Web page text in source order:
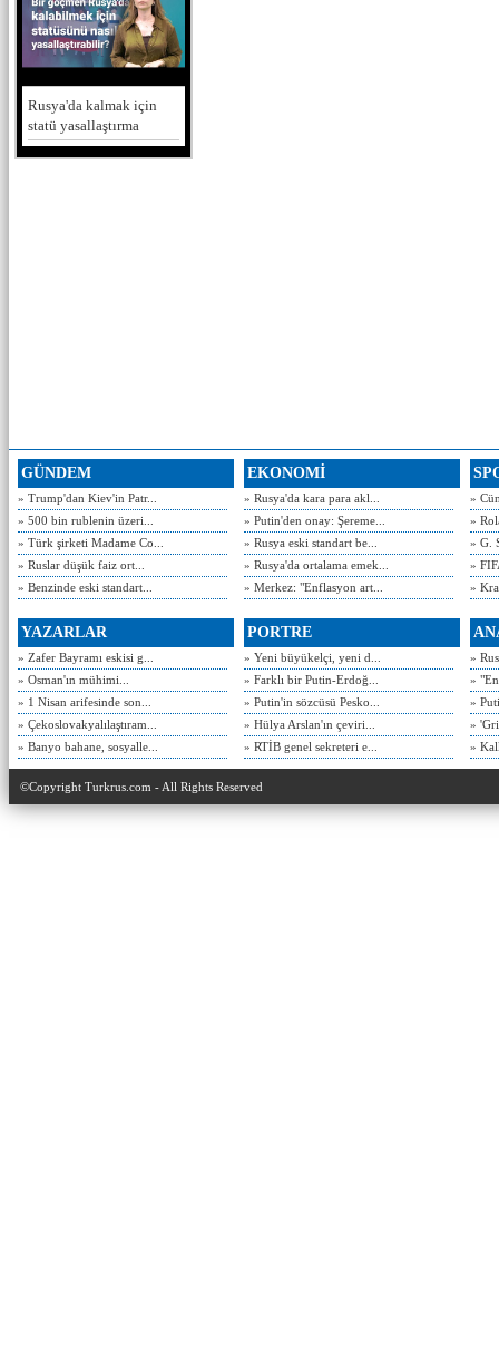
Rusya'da kalmak için
statü yasallaştırma
GÜNDEM
» Trump'dan Kiev'in Patr...
» 500 bin rublenin üzeri...
» Türk şirketi Madame Co...
» Ruslar düşük faiz ort...
» Benzinde eski standart...
EKONOMİ
» Rusya'da kara para akl...
» Putin'den onay: Şereme...
» Rusya eski standart be...
» Rusya'da ortalama emek...
» Merkez: "Enflasyon art...
»
»
» G.
»
»
YAZARLAR
» Zafer Bayramı eskisi g...
» Osman'ın mühimi...
» 1 Nisan arifesinde son...
» Çekoslovakyalılaştıram...
» Banyo bahane, sosyalle...
PORTRE
» Yeni büyükelçi, yeni d...
» Farklı bir Putin-Erdoğ...
» Putin'in sözcüsü Pesko...
» Hülya Arslan'ın çeviri...
» RTİB genel sekreteri e...
»
»
»
»
»
©Copyright Turkrus.com - All Rights Reserved